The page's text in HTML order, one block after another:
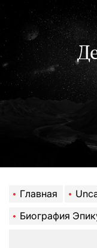
содержимому
Главная
Биография Эпикура — жизнь и научная